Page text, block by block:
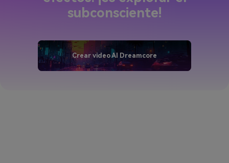
subconsciente!
Crear video AI Dreamcore